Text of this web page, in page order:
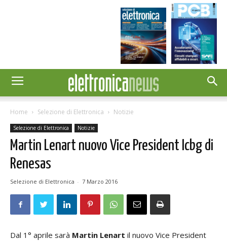
Home Selezione di Elettronica Notizie
Selezione di Elettronica Notizie
Martin Lenart nuovo Vice President Icbg di
Renesas
Selezione di Elettronica - 7 Marzo 2016
Dal 1° aprile sarà Martin Lenart il nuovo Vice President